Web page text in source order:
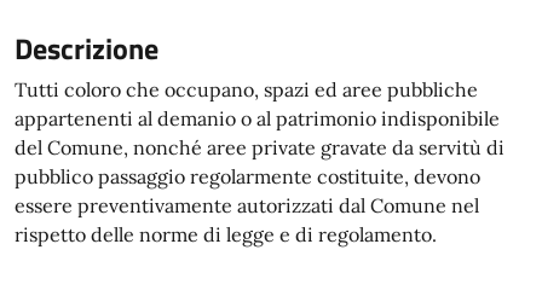
Descrizione
Tutti coloro che occupano, spazi ed aree pubbliche
appartenenti al demanio o al patrimonio indisponibile
del Comune, nonché aree private gravate da servitù di
pubblico passaggio regolarmente costituite, devono
essere preventivamente autorizzati dal Comune nel
rispetto delle norme di legge e di regolamento.